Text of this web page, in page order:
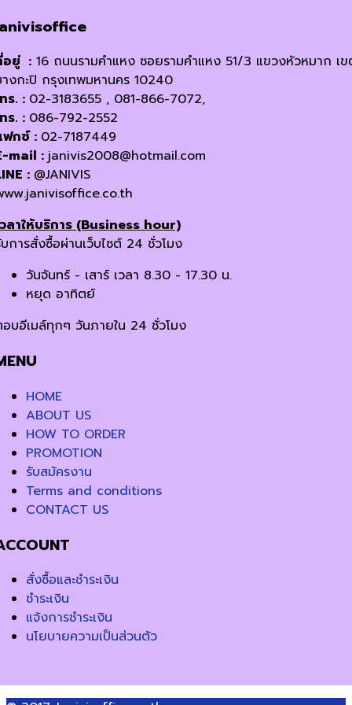
อยู่ : 16 ถนนรามคำแหง ซอยรามคำแหง 51/3 แขวงหัวหมาก เ
งกะปิ กรุงเทพมหานคร 10240
ร. : 02-3183655 , 081-866-7072,
ร. : 086-792-2552
กซ์ : 02-7187449
mail : janivis2008@hotmail.com
: @JANIVIS
ลาให้บริการ (Business hour)
การสั่งซื้อผ่านเว็บไซต์ 24 ชั่วโมง
วันจันทร์ - เสาร์ เวลา 8.30 - 17.30 น.
หยุด อาทิตย์
บอีเมล์ทุกๆ วันภายใน 24 ชั่วโมง
HOME
ABOUT US
HOW TO ORDER
PROMOTION
รับสมัครงาน
Terms and conditions
CONTACT US
สั่งซื้อและชำระเงิน
ชำระเงิน
แจ้งการชำระเงิน
นโยบายความเป็นส่วนตัว